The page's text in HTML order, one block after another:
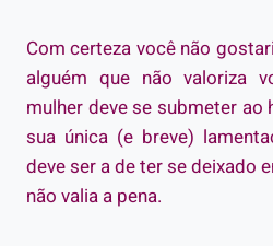
Com certeza você não
alguém que não valoriza
mulher deve se submeter ao
sua única (e breve)
deve ser a de ter se deixado
não valia a pena.